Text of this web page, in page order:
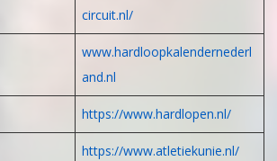
circuit.nl/
www.hardloopkalendernederl
and.nl
https://www.hardlopen.nl/
https://www.atletiekunie.nl/